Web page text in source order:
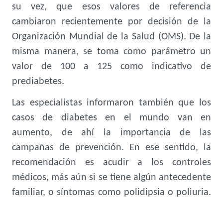
su vez, que esos valores de referencia
cambiaron recientemente por decisión de la
Organización Mundial de la Salud (OMS). De la
misma manera, se toma como parámetro un
valor de 100 a 125 como indicativo de
prediabetes.
Las especialistas informaron también que los
casos de diabetes en el mundo van en
aumento, de ahí la importancia de las
campañas de prevención. En ese sentido, la
recomendación es acudir a los controles
médicos, más aún si se tiene algún antecedente
familiar, o síntomas como polidipsia o poliuria.